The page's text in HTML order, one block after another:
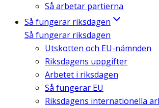
Så arbetar partierna
Så fungerar riksdagen
Så fungerar riksdagen
Utskotten och EU-nämnden
Riksdagens uppgifter
Arbetet i riksdagen
Så fungerar EU
Riksdagens internationella